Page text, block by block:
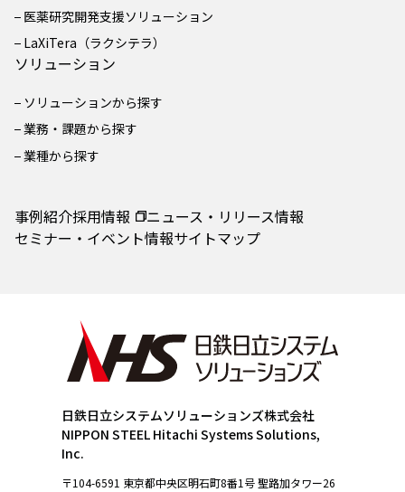
医薬研究開発支援ソリューション
LaXiTera（ラクシテラ）
ソリューション
ソリューションから探す
業務・課題から探す
業種から探す
事例紹介採用情報
ニュース・リリース情報
セミナー・イベント情報サイトマップ
日鉄日立システムソリューションズ株式会社
NIPPON STEEL Hitachi Systems Solutions,
Inc.
〒104-6591 東京都中央区明石町8番1号 聖路加タワー26